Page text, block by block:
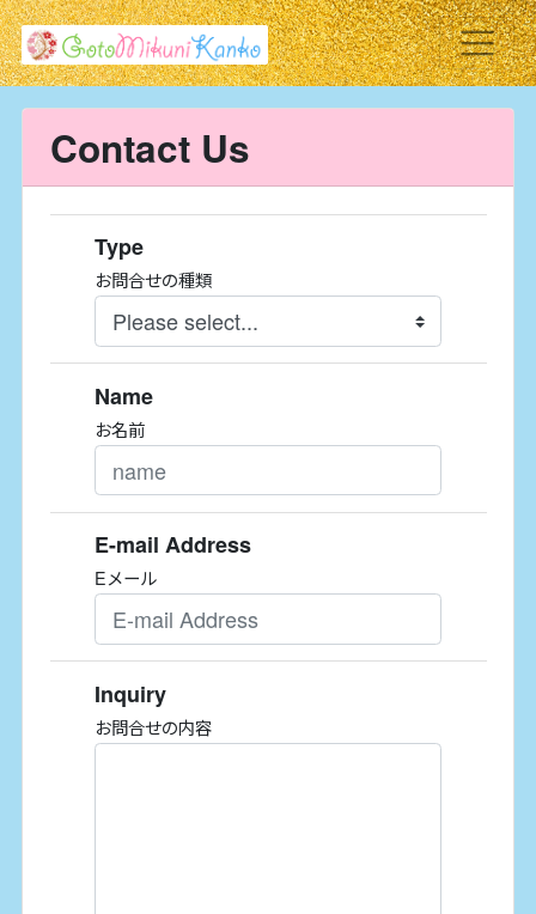
Contact Us
Type
お問合せの種類
Name
お名前
E-mail Address
Eメール
Inquiry
お問合せの内容